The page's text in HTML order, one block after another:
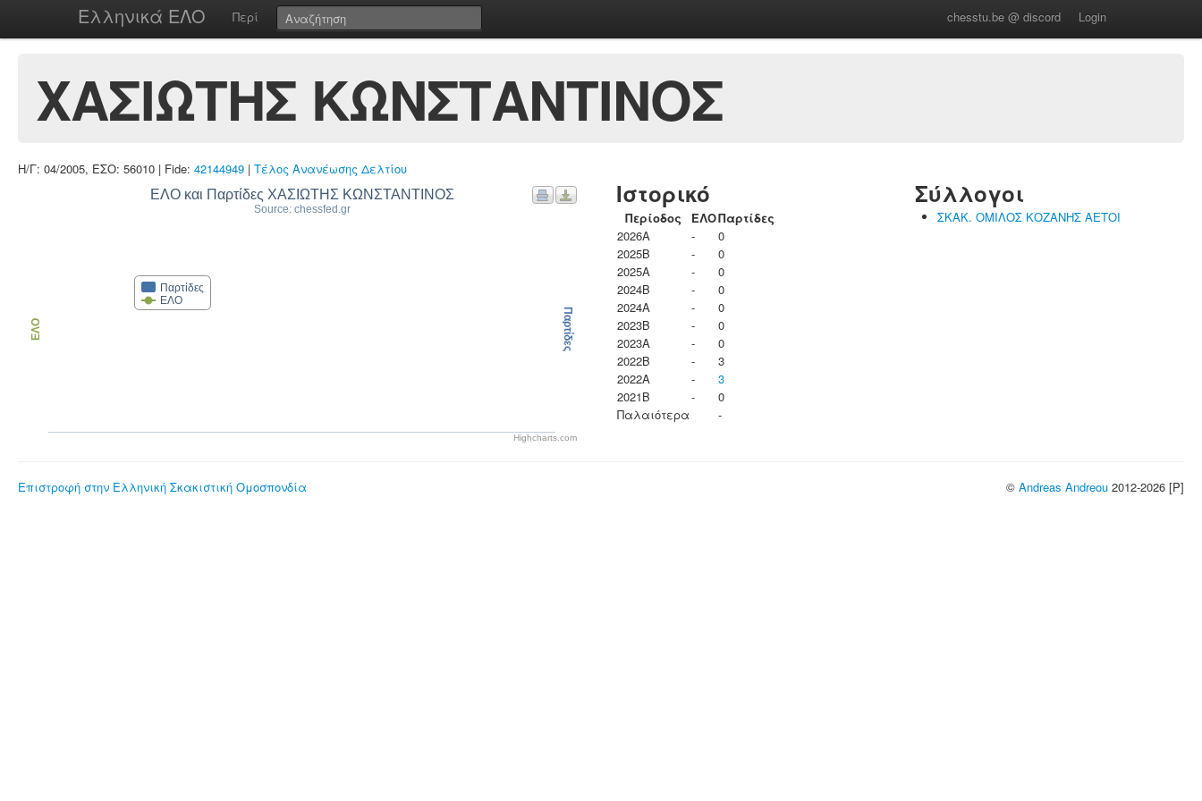
Ελληνικά ΕΛΟ Περί chesstu.be @ discord Login
ΧΑΣΙΩΤΗΣ ΚΩΝΣΤΑΝΤΙΝΟΣ
Η/Γ: 04/2005, ΕΣΟ: 56010 | Fide: 42144949 | Τέλος Ανανέωσης Δελτίου
ΕΛΟ και Παρτίδες ΧΑΣΙΩΤΗΣ ΚΩΝΣΤΑΝΤΙΝΟΣ
Source: chessfed.gr
Παρτίδες
ΕΛΟ
ΕΛΟ Παρτίδες
Highcharts.com
Ιστορικό
Περίοδος ΕΛΟΠαρτίδες
2026A
-
0
2025B
-
0
2025A
-
0
2024B
-
0
2024A
-
0
2023B
-
0
2023Α
-
0
2022B
-
3
2022A
-
3
2021B
-
0
Παλαιότερα
-
Σύλλογοι
ΣΚΑΚ. ΟΜΙΛΟΣ ΚΟΖΑΝΗΣ ΑΕΤΟΙ
Επιστροφή στην Ελληνική Σκακιστική Ομοσπονδία © Andreas Andreou 2012-2026 [P]